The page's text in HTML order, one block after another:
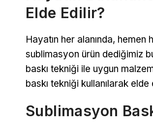
Elde Edilir?
Hayatın her alanında, hemen
sublimasyon ürün dediğimiz
baskı tekniği ile uygun
baskı tekniği kullanılarak
Sublimasyon